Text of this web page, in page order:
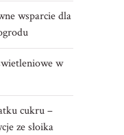
wsparcie dla
w
cukru –
ze słoika